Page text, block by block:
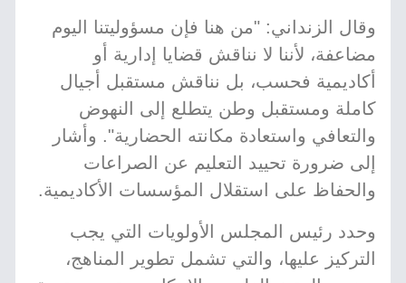
وقال الزنداني: "من هنا فإن مسؤوليتنا اليوم
مضاعفة، لأننا لا نناقش قضايا إدارية أو
أكاديمية فحسب، بل نناقش مستقبل أجيال
كاملة ومستقبل وطن يتطلع إلى النهوض
والتعافي واستعادة مكانته الحضارية". وأشار
إلى ضرورة تحييد التعليم عن الصراعات
والحفاظ على استقلال المؤسسات الأكاديمية.
وحدد رئيس المجلس الأولويات التي يجب
التركيز عليها، والتي تشمل تطوير المناهج،